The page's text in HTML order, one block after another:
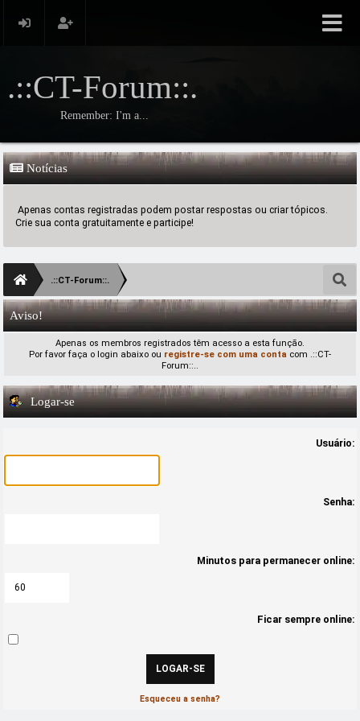
.::CT-Forum::.
Remember: I'm a...
Notícias
Apenas contas registradas podem postar respostas ou criar tópicos.
Crie sua conta gratuitamente e participe!
.::CT-Forum::.
Aviso!
Apenas os membros registrados têm acesso a esta função.
Por favor faça o login abaixo ou registre-se com uma conta com .::CT-
Forum::..
Logar-se
Usuário:
Senha:
Minutos para permanecer online:
Ficar sempre online:
Esqueceu a senha?